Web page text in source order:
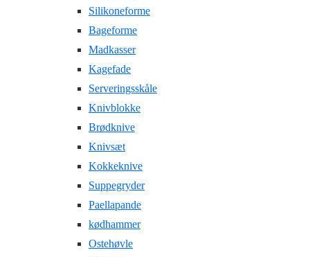
Silikoneforme
Bageforme
Madkasser
Kagefade
Serveringsskåle
Knivblokke
Brødknive
Knivsæt
Kokkeknive
Suppegryder
Paellapande
kødhammer
Ostehøvle